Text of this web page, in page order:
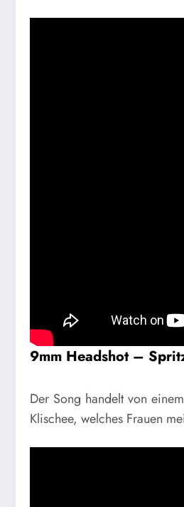
9mm Headshot –
Der Song handelt von
Klischee, welches Frauen